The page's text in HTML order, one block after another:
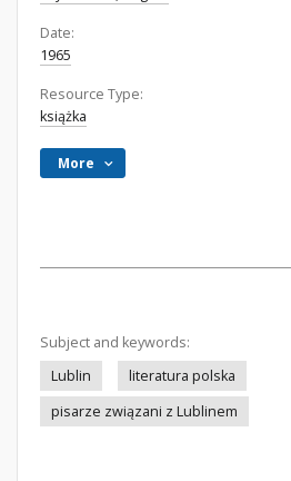
Date:
1965
Resource Type:
książka
More
Subject and keywords:
Lublin
literatura polska
pisarze związani z Lublinem